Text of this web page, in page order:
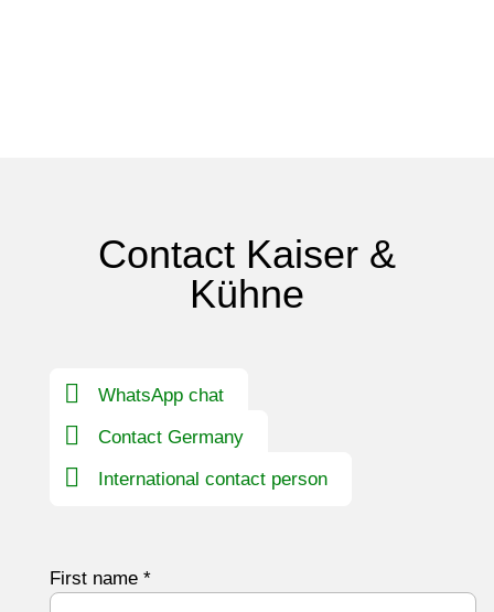
Contact Kaiser &
Kühne
WhatsApp chat
Contact Germany
International contact person
First name *